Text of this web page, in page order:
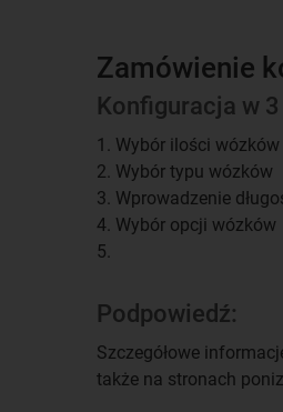
Zamówienie
Konfiguracja w
1. Wybór ilości wózków
2. Wybór typu wózków
3. Wprowadzenie
4. Wybór opcji wózków
5.
Podpowiedź:
Szczegółowe
także na stronach